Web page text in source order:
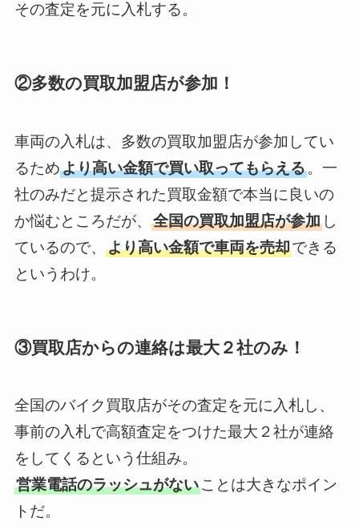
その査定を元に入札する。
②多数の買取加盟店が参加！
車両の入札は、多数の買取加盟店が参加してい
るためより高い金額で買い取ってもらえる。一
社のみだと提示された買取金額で本当に良いの
か悩むところだが、 全国の買取加盟店が参加し
ているので、 より高い金額で車両を売却できる
というわけ。
③買取店からの連絡は最大２社のみ！
全国のバイク買取店がその査定を元に入札し、
事前の入札で高額査定をつけた最大２社が連絡
をしてくるという仕組み。
営業電話のラッシュがないことは大きなポイン
トだ。